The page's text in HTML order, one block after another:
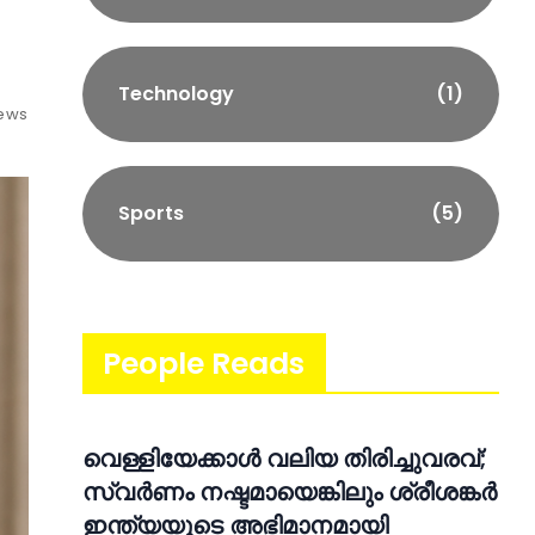
Technology (1)
Sports (5)
People Reads
വെള്ളിയേക്കാൾ വലിയ തിരിച്ചുവരവ്;
സ്വർണം നഷ്ടമായെങ്കിലും ശ്രീശങ്കർ
ഇന്ത്യയുടെ അഭിമാനമായി